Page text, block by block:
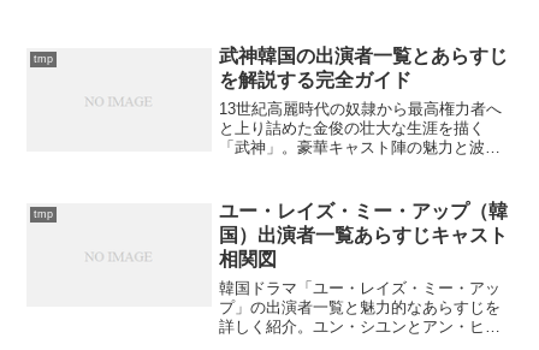
tmp
武神韓国の出演者一覧とあらすじ
を解説する完全ガイド
13世紀高麗時代の奴隷から最高権力者へ
と上り詰めた金俊の壮大な生涯を描く
「武神」。豪華キャスト陣の魅力と波乱
tmp
ユー・レイズ・ミー・アップ（韓
国）出演者一覧あらすじキャスト
相関図
韓国ドラマ「ユー・レイズ・ミー・アッ
プ」の出演者一覧と魅力的なあらすじを
詳しく紹介。ユン・シユンとアン・ヒヨ